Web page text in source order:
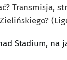
Transmisja,
Stadium, na